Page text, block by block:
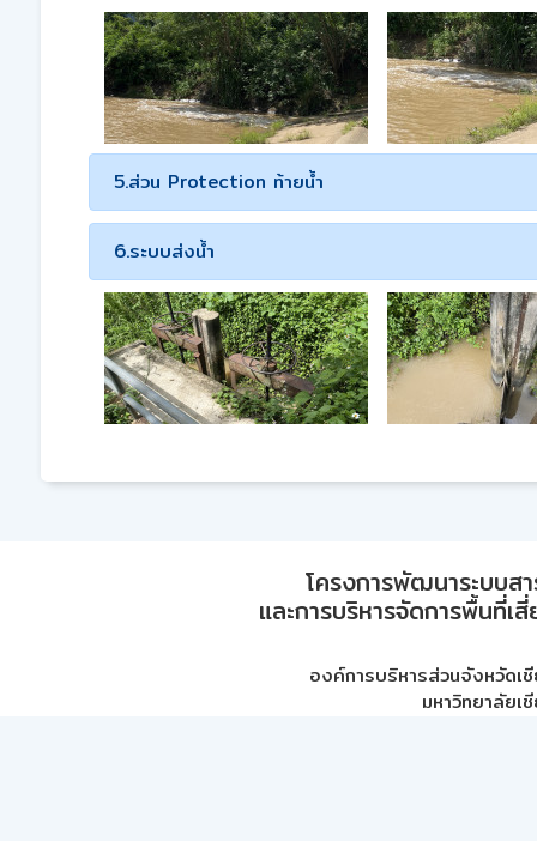
5.ส่วน Protection ท้ายน้ำ
6.ระบบส่งน้ำ
โครงการพัฒนาระบบส
และการบริหารจัดการพื้นที่เ
องค์การบริหารส่วนจังหวัดเ
มหาวิทยาลัยเ